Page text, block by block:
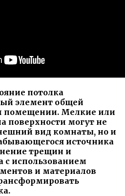
потолка
элемент общей
помещении. Мелкие или
поверхности могут не
вид комнаты, но и
источника
трещин и
с использованием
и материалов